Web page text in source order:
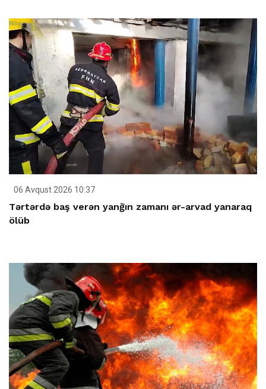
06 Avqust 2026 10:37
Tərtərdə baş verən yanğın zamanı ər-arvad yanaraq
ölüb